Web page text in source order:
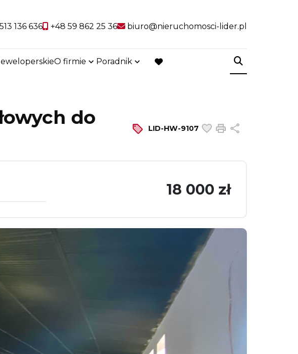
136 636 +48 59 862 25 36 biuro@nieruchomosci-lider.pl
O firmie Poradnik
favorite
do
LID-HW-9107 Dodaj do
Drukuj
18 000 zł